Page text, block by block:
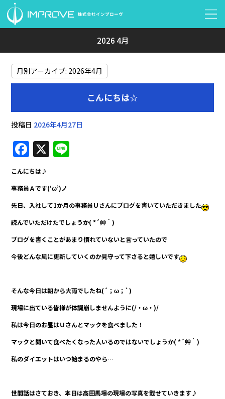
2026 4月
月別アーカイブ: 2026年4月
こんにちは☆
投稿日 2026年4月27日
F
a
c
e
b
o
o
k
X
こんにちは♪
事務員Ａです(‘ω’)ノ
先日、入社して1か月の事務員Ｕさんにブログを書いていただきました
読んでいただけたでしょうか( *´艸｀)
ブログを書くことがあまり慣れていないと言っていたので
今後どんな風に更新していくのか見守って下さると嬉しいです
そんな今日は朝から大雨でしたね(´；ω；`)
現場に出ている皆様が体調崩しませんように(/・ω・)/
私は今日のお昼はＵさんとマックを食べました！
マックと聞いて食べたくなった人いるのではないでしょうか( *´艸｀)
私のダイエットはいつ始まるのやら…
世間話はさておき、本日は高田馬場の現場の写真を載せていきます♪